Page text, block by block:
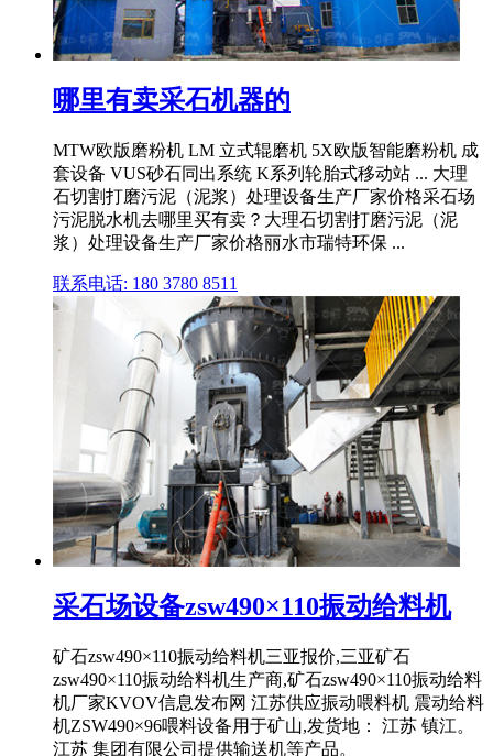
哪里有卖采石机器的
MTW欧版磨粉机 LM 立式辊磨机 5X欧版智能磨粉机 成
套设备 VUS砂石同出系统 K系列轮胎式移动站 ... 大理
石切割打磨污泥（泥浆）处理设备生产厂家价格采石场
污泥脱水机去哪里买有卖？大理石切割打磨污泥（泥
浆）处理设备生产厂家价格丽水市瑞特环保 ...
联系电话: 180 3780 8511
采石场设备zsw490×110振动给料机
矿石zsw490×110振动给料机三亚报价,三亚矿石
zsw490×110振动给料机生产商,矿石zsw490×110振动给料
机厂家KVOV信息发布网 江苏供应振动喂料机 震动给料
机ZSW490×96喂料设备用于矿山,发货地： 江苏 镇江。
江苏 集团有限公司提供输送机等产品。